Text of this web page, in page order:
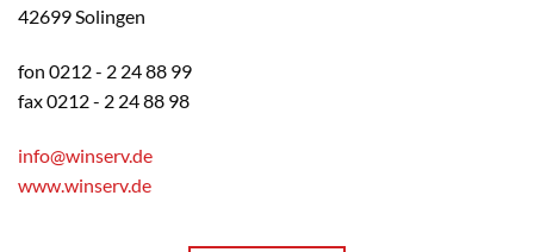
42699 Solingen
fon 0212 - 2 24 88 99
fax 0212 - 2 24 88 98
info@winserv.de
www.winserv.de